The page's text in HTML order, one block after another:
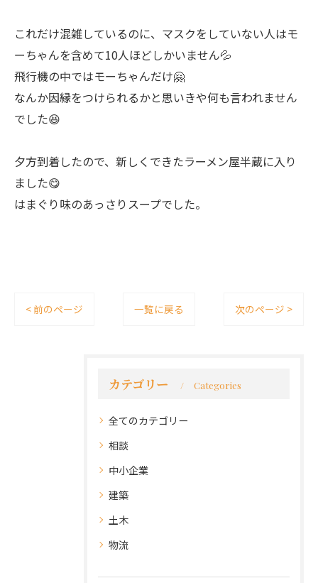
これだけ混雑しているのに、マスクをしていない人はモ
ーちゃんを含めて10人ほどしかいません💦
飛行機の中ではモーちゃんだけ🤗
なんか因縁をつけられるかと思いきや何も言われません
でした😆
夕方到着したので、新しくできたラーメン屋半蔵に入り
ました😋
はまぐり味のあっさりスープでした。
< 前のページ 一覧に戻る 次のページ >
カテゴリー Categories
全てのカテゴリー
相談
中小企業
建築
土木
物流